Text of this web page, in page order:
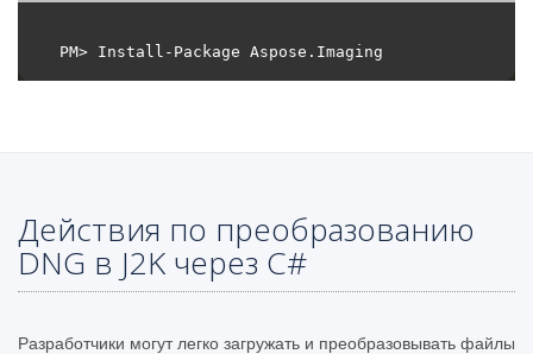
Действия по преобразованию
DNG в J2K через C#
Разработчики могут легко загружать и преобразовывать файлы